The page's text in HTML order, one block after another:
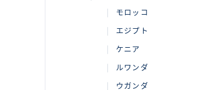
モロッコ
エジプト
ケニア
ルワンダ
ウガンダ